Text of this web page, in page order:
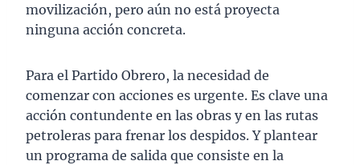
movilización, pero aún no está proyecta
ninguna acción concreta.
Para el Partido Obrero, la necesidad de
comenzar con acciones es urgente. Es clave una
acción contundente en las obras y en las rutas
petroleras para frenar los despidos. Y plantear
un programa de salida que consiste en la